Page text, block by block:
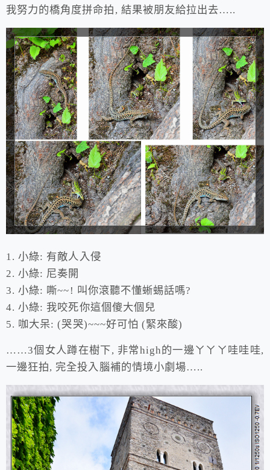
我努力的橋角度拼命拍, 結果被朋友給拉出去…..
1. 小綠: 有敵人入侵
2. 小綠: 尼奏開
3. 小綠: 嘶~~! 叫你滾聽不懂蜥蜴話嗎?
4. 小綠: 我咬死你這個傻大個兒
5. 咖大呆: (哭哭)~~~好可怕 (緊來酸)
……3個女人蹲在樹下, 非常high的一邊ㄚㄚㄚ哇哇哇,
一邊狂拍, 完全投入腦補的情境小劇場…..